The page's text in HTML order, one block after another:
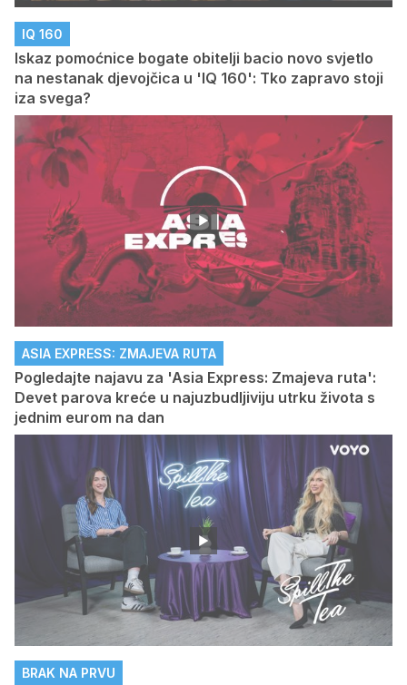
IQ 160
Iskaz pomoćnice bogate obitelji bacio novo svjetlo
na nestanak djevojčica u 'IQ 160': Tko zapravo stoji
iza svega?
ASIA EXPRESS: ZMAJEVA RUTA
Pogledajte najavu za 'Asia Express: Zmajeva ruta':
Devet parova kreće u najuzbudljiviju utrku života s
jednim eurom na dan
BRAK NA PRVU